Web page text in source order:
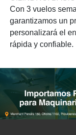
Con 3 vuelos
garantizamos un
personalizará el
rápida y confiable.